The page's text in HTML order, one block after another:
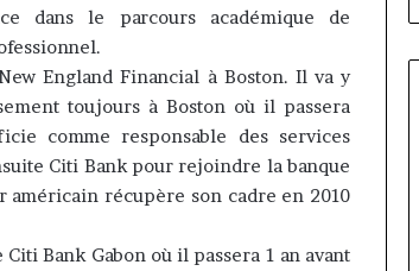
dans le parcours académique de
England Financial à Boston. Il va y
toujours à Boston où il passera
comme responsable des services
Citi Bankpour rejoindre la banque
américain récupère son cadre en 2010
CitiBankGabon où il passera 1 an avant
par
intérim,
de
mandat
pour
Norbert
Ngniwake